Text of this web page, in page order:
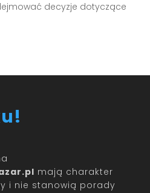
decyzje dotyczące
mają charakter
i nie stanowią porady